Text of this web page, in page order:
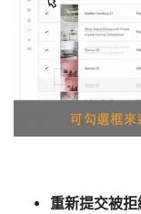
重新提交被